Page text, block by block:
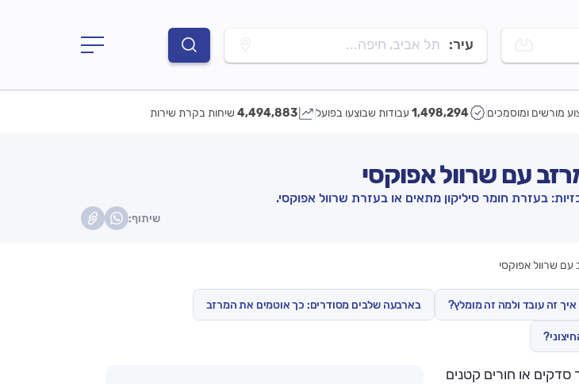
עיר: תל אביב, חיפה...
מורשים ומוסמכים 1,498,294 עבודות שבוצעו בפועל 4,494,883 שיחות בקרת שירות
עם שרוול אפוקסי
בעזרת חומר סיליקון מתאים או בעזרת שרוול אפוקסי.
שיתוף:
שרוול אפוקסי
איך זה עובד ולמה זה מומלץ? בארבעה שלבים מסודרים: כך אוטמים את המרזב
סדקים או חורים קטנים